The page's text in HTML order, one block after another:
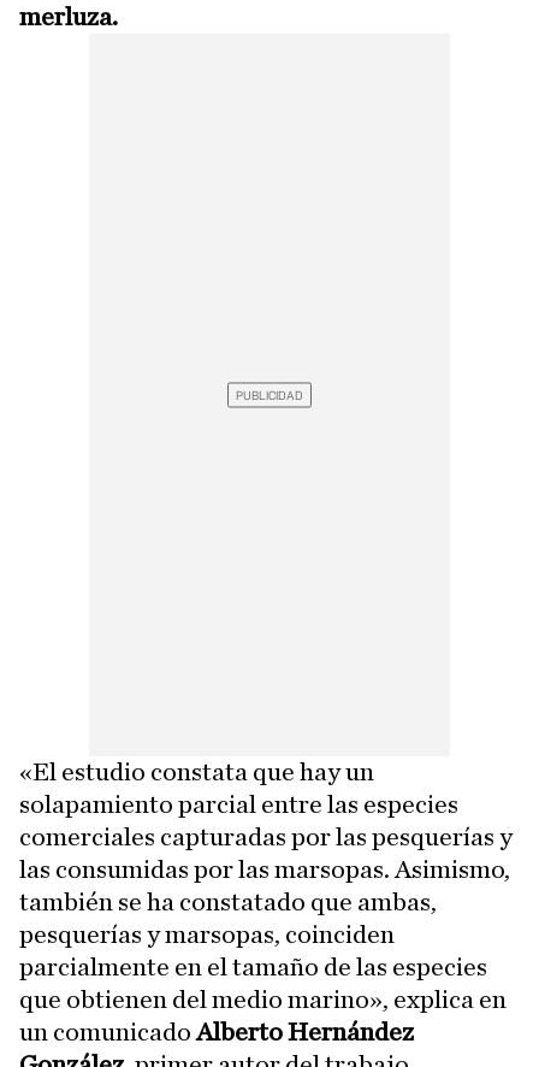
merluza.
«El estudio constata que hay un
solapamiento parcial entre las especies
comerciales capturadas por las pesquerías y
las consumidas por las marsopas. Asimismo,
también se ha constatado que ambas,
pesquerías y marsopas, coinciden
parcialmente en el tamaño de las especies
que obtienen del medio marino», explica en
un comunicadoAlberto Hernández